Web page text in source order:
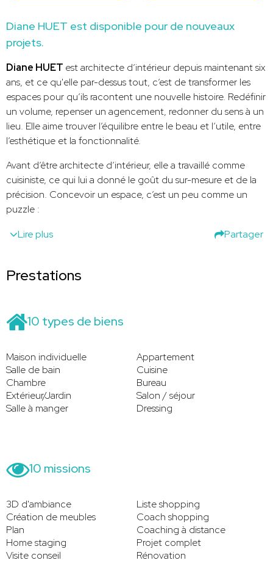
Diane HUET est disponible pour de nouveaux
projets.
Diane HUET est architecte d’intérieur depuis maintenant six
ans, et ce qu'elle par-dessus tout, c’est de transformer les
espaces pour qu’ils racontent une nouvelle histoire. Redéfinir
un volume, repenser un agencement, redonner du sens à un
lieu. Elle aime trouver l’équilibre entre le beau et l’utile, entre
l’esthétique et la fonctionnalité.
Avant d’être architecte d’intérieur, elle a travaillé comme
cuisiniste, ce qui lui a donné le goût du sur-mesure et de la
précision. Concevoir un espace, c’est un peu comme un
puzzle :
Lire plus
Partager
Prestations
10 types de biens
Maison individuelle
Appartement
Salle de bain
Cuisine
Chambre
Bureau
Extérieur/Jardin
Salon / séjour
Salle à manger
Dressing
10 missions
3D d'ambiance
Liste shopping
Création de meubles
Coach shopping
Plan
Coaching à distance
Home staging
Projet complet
Visite conseil
Rénovation